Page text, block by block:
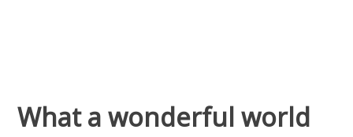
What a wonderful world